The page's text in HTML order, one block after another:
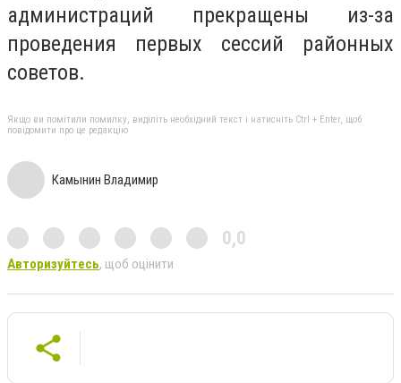
администраций прекращены из-за
проведения первых сессий районных
советов.
Якщо ви помітили помилку, виділіть необхідний текст і натисніть Ctrl + Enter, щоб
повідомити про це редакцію
Камынин Владимир
0,0
Авторизуйтесь, щоб оцінити